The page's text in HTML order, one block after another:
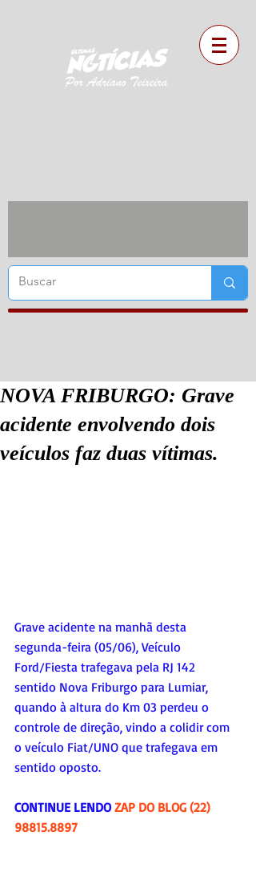
NOVA FRIBURGO: Grave
acidente envolvendo dois
veículos faz duas vítimas.
Grave acidente na manhã desta
segunda-feira (05/06), Veículo
Ford/Fiesta trafegava pela RJ 142
sentido Nova Friburgo para Lumiar,
quando à altura do Km 03 perdeu o
controle de direção, vindo a colidir com
o veículo Fiat/UNO que trafegava em
sentido oposto.
CONTINUE LENDO ZAP DO BLOG (22)
98815.8897